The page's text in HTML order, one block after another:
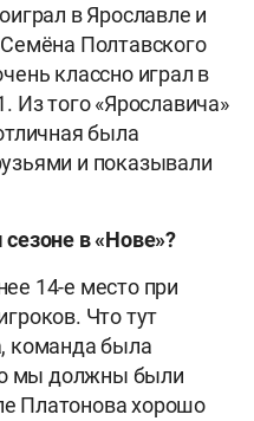
в Ярославле и
Полтавского
классно играл в
Из того «Ярославича»
была
и показывали
в «Нове»?
14-е место при
Что тут
команда была
мы должны были
Платонова хорошо